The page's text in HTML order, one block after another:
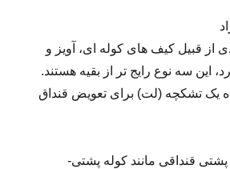
از قبیل کیف ­های کوله ­ای، آویز و
این سه نوع رایج ­تر از بقیه هستند.
یک تشکچه (لت) برای تعویض قنداق
1- کوله­ پشتی: کوله­ پشتی­ قنداقی مانند کوله­ پشتی­